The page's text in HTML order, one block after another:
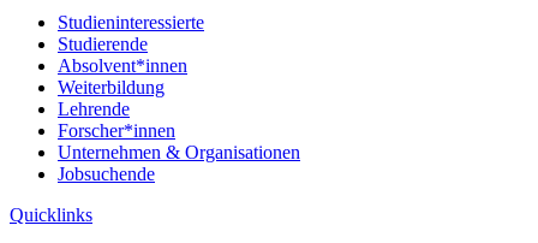
Studieninteressierte
Studierende
Absolvent*innen
Weiterbildung
Lehrende
Forscher*innen
Unternehmen & Organisationen
Jobsuchende
Quicklinks